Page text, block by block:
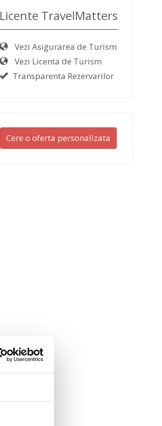
Licente TravelMatters
Vezi Asigurarea de Turism
Vezi Licenta de Turism
Transparenta Rezervarilor
Cere o oferta personalizata